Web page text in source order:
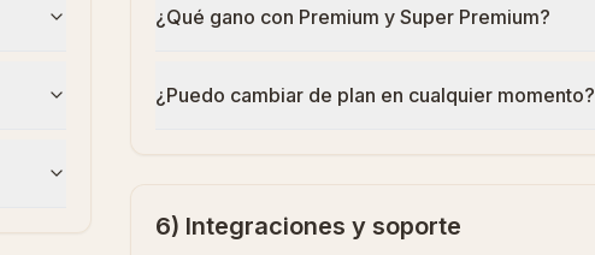
¿Qué gano con Premium y Super Premium?
¿Puedo cambiar de plan en cualquier momento?
6) Integraciones y soporte